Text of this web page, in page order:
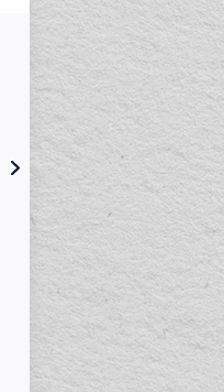
Рождественский
концерт
Владимира
Спивакова
24.12.2026 19:00
Дом музыки